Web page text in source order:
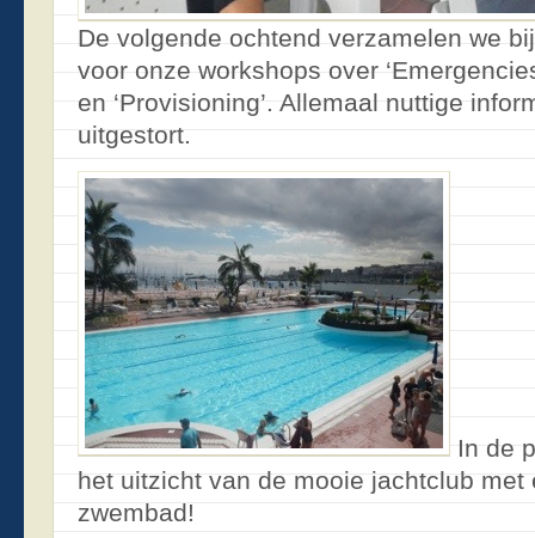
De volgende ochtend verzamelen we
voor onze workshops over
en ‘Provisioning’. Allemaal nuttige
uitgestort.
In de
het uitzicht van de mooie jachtclub met
zwembad!